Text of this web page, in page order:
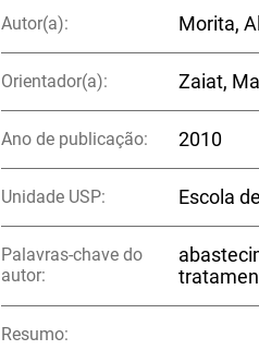
Autor(a): Morita,
Orientador(a): Zaiat,
Ano de publicação: 2010
Unidade USP: Escola
Palavras-chave do
autor:
Resumo: